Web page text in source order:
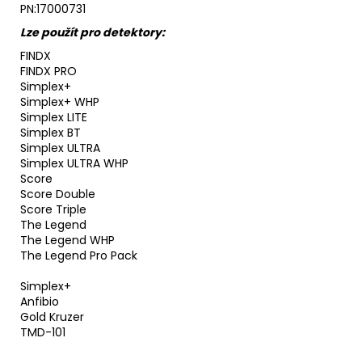
PN:17000731
Lze použít pro detektory:
FINDX
FINDX PRO
Simplex+
Simplex+ WHP
Simplex LITE
Simplex BT
Simplex ULTRA
Simplex ULTRA WHP
Score
Score Double
Score Triple
The Legend
The Legend WHP
The Legend Pro Pack
Simplex+
Anfibio
Gold Kruzer
TMD-101